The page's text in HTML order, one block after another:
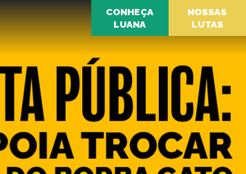
CONHEÇA
LUANA
NOSSAS
LUTAS